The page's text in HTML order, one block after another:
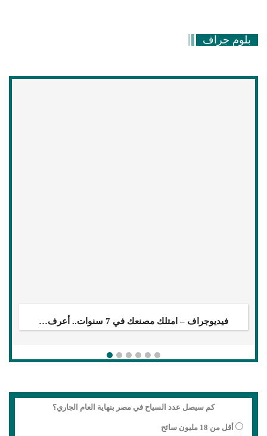
بلوم جراف
تيسيرات حكومية على الأراضي.. هل تزيل عقبات…
كم سيصل عدد السياح في مصر بنهاية العام الجاري؟
أقل من 18 مليون سائح